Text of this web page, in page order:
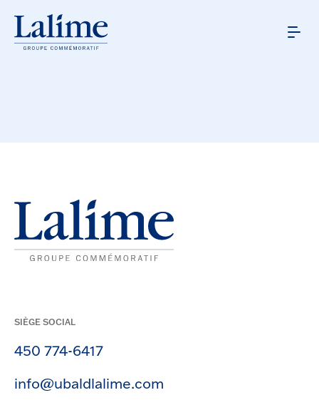
SIÈGE SOCIAL
450 774-6417
info@ubaldlalime.com